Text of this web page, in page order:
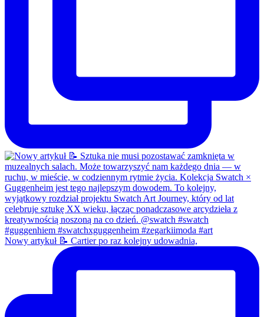
Nowy artykuł 📝 Cartier po raz kolejny udowadnia,